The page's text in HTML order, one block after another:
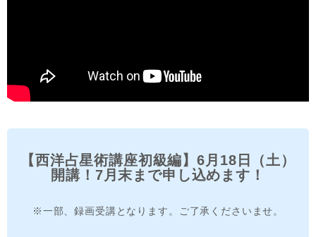
【西洋占星術講座初級編】6月18日（土）
開講！7月末まで申し込めます！
※一部、録画受講となります。ご了承くださいませ。